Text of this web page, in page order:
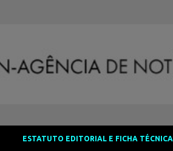
ESTATUTO EDITORIAL E FICHA TÉCNICA